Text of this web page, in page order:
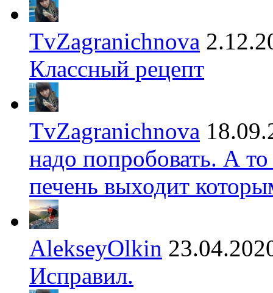
TvZagranichnova
Классный рецепт
TvZagranichnova
надо попробовать. А
печень выходит
AlekseyOlkin
Исправил.